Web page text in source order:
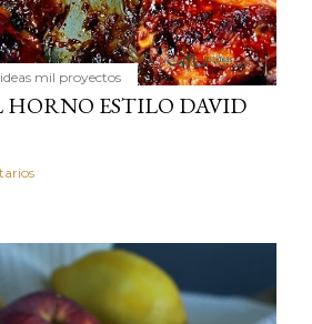
mil proyectos
HORNO ESTILO DAVID